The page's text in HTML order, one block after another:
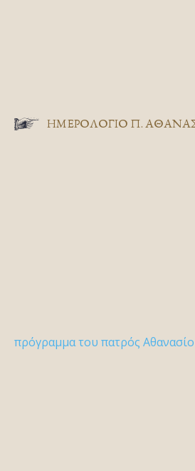
ΗΜΕΡΟΛΟΓΙΟ Π.
πρόγραμμα του πατρός